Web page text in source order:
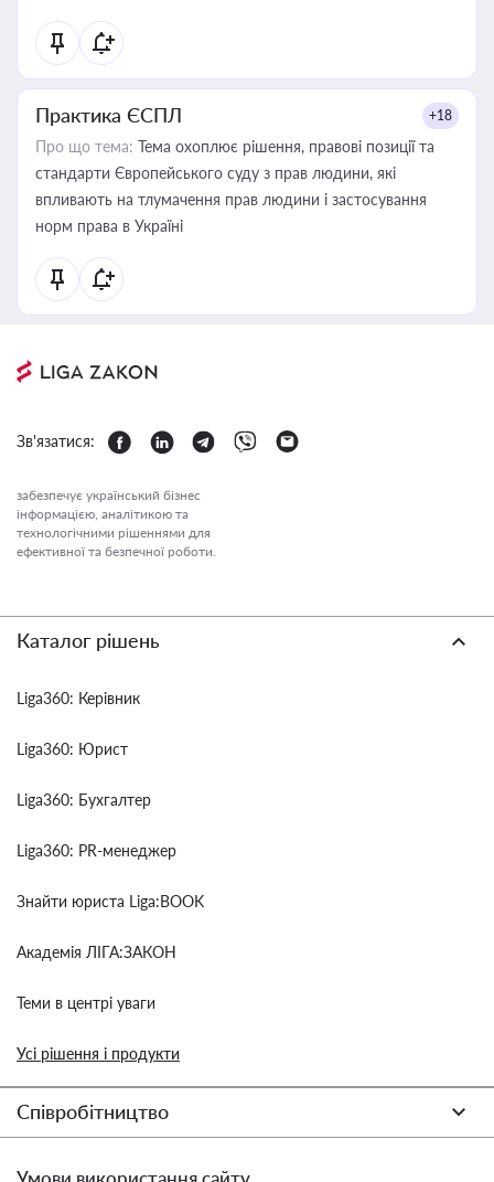
Практика ЄСПЛ +18
Про що тема: Тема охоплює рішення, правові позиції та
стандарти Європейського суду з прав людини, які
впливають на тлумачення прав людини і застосування
норм права в Україні
Зв'язатися:
забезпечує український бізнес
інформацією, аналітикою та
технологічними рішеннями для
ефективної та безпечної роботи.
Каталог рішень
Liga360: Керівник
Liga360: Юрист
Liga360: Бухгалтер
Liga360: PR-менеджер
Знайти юриста Liga:BOOK
Академія ЛІГА:ЗАКОН
Теми в центрі уваги
Усі рішення і продукти
Співробітництво